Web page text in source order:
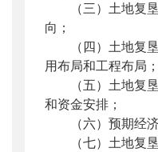
（三）土地复垦
向；
（四）土地复垦
用布局和工程布局；
（五）土地复垦
和资金安排；
（六）预期经济
（七）土地复垦